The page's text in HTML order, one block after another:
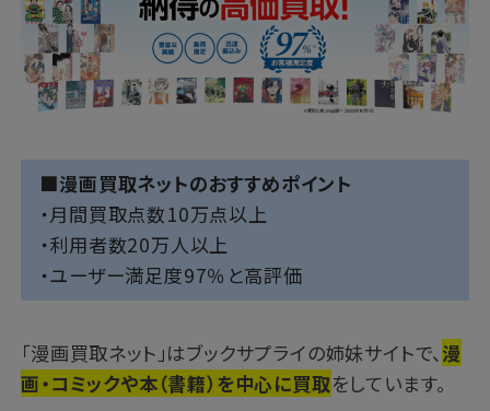
■漫画買取ネットのおすすめポイント
・月間買取点数10万点以上
・利用者数20万人以上
・ユーザー満足度97％と高評価
「漫画買取ネット」はブックサプライの姉妹サイトで、漫
画・コミックや本（書籍）を中心に買取をしています。